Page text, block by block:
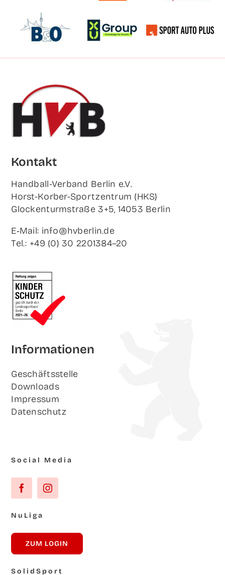
Kon­takt
Hand­ball-Ver­band Ber­lin e.V.
Horst-Korb­er-Sport­zen­trum (HKS)
Glo­cken­turm­stra­ße 3+5, 14053 Berlin
E‑Mail: info@hvberlin.de
Tel.: +49 (0) 30 2201384–20
Infor­ma­tio­nen
Geschäfts­stel­le
Down­loads
Impres­sum
Daten­schutz
Social Media
NuLi­ga
ZUM LOG­IN
Solid­Sport